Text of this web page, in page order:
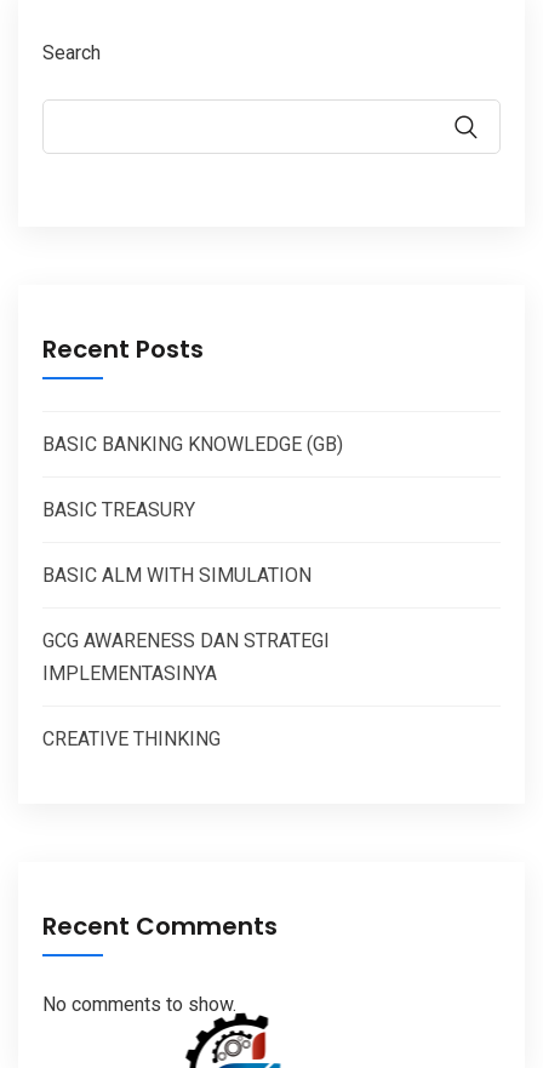
Search
Recent Posts
BASIC BANKING KNOWLEDGE (GB)
BASIC TREASURY
BASIC ALM WITH SIMULATION
GCG AWARENESS DAN STRATEGI
IMPLEMENTASINYA
CREATIVE THINKING
Recent Comments
No comments to show.